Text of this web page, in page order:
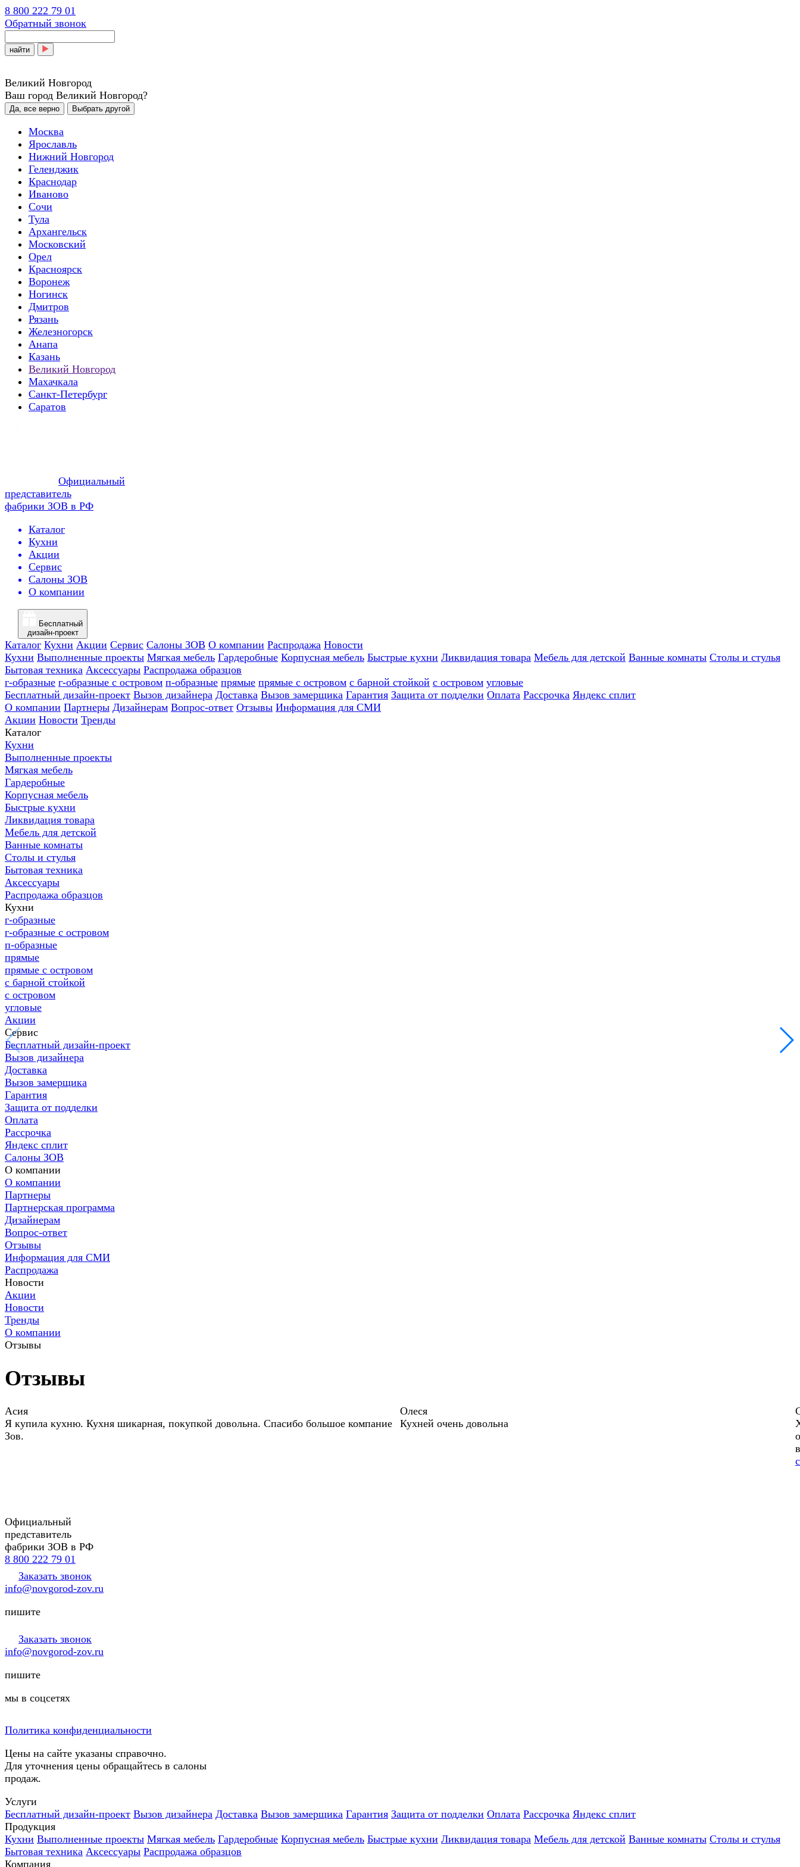
8 800 222 79 01
Обратный звонок
найти
Великий Новгород
Ваш город Великий Новгород?
Да, все верно Выбрать другой
Москва
Ярославль
Нижний Новгород
Геленджик
Краснодар
Иваново
Сочи
Тула
Архангельск
Московский
Орел
Красноярск
Воронеж
Ногинск
Дмитров
Рязань
Железногорск
Анапа
Казань
Великий Новгород
Махачкала
Санкт-Петербург
Саратов
Официальный
представитель
фабрики ЗОВ в РФ
Каталог
Кухни
Акции
Сервис
Салоны ЗОВ
О компании
Бесплатный
дизайн-проект
Каталог Кухни Акции Сервис Салоны ЗОВ О компании Распродажа Новости
Кухни Выполненные проекты Мягкая мебель Гардеробные Корпусная мебель Быстрые кухни Ликвидация товара Мебель для детской Ванные комнаты Столы и стулья
Бытовая техника Аксессуары Распродажа образцов
г-образные г-образные с островом п-образные прямые прямые с островом с барной стойкой с островом угловые
Бесплатный дизайн-проект Вызов дизайнера Доставка Вызов замерщика Гарантия Защита от подделки Оплата Рассрочка Яндекс сплит
О компании Партнеры Дизайнерам Вопрос-ответ Отзывы Информация для СМИ
Акции Новости Тренды
Каталог
Кухни
Выполненные проекты
Мягкая мебель
Гардеробные
Корпусная мебель
Быстрые кухни
Ликвидация товара
Мебель для детской
Ванные комнаты
Столы и стулья
Бытовая техника
Аксессуары
Распродажа образцов
Кухни
г-образные
г-образные с островом
п-образные
прямые
прямые с островом
с барной стойкой
с островом
угловые
Акции
Сервис
Бесплатный дизайн-проект
Вызов дизайнера
Доставка
Вызов замерщика
Гарантия
Защита от подделки
Оплата
Рассрочка
Яндекс сплит
Салоны ЗОВ
О компании
О компании
Партнеры
Партнерская программа
Дизайнерам
Вопрос-ответ
Отзывы
Информация для СМИ
Распродажа
Новости
Акции
Новости
Тренды
О компании
Отзывы
Отзывы
Асия
Я купила кухню. Кухня шикарная, покупкой довольна. Спасибо большое компание
Зов.
Олеся
Кухней очень довольна
Официальный
представитель
фабрики ЗОВ в РФ
8 800 222 79 01
Заказать звонок
info@novgorod-zov.ru
пишите
Заказать звонок
info@novgorod-zov.ru
пишите
мы в соцсетях
Политика конфиденциальности
Цены на сайте указаны справочно.
Для уточнения цены обращайтесь в салоны
продаж.
Услуги
Бесплатный дизайн-проект Вызов дизайнера Доставка Вызов замерщика Гарантия Защита от подделки Оплата Рассрочка Яндекс сплит
Продукция
Кухни Выполненные проекты Мягкая мебель Гардеробные Корпусная мебель Быстрые кухни Ликвидация товара Мебель для детской Ванные комнаты Столы и стулья
Бытовая техника Аксессуары Распродажа образцов
Компания